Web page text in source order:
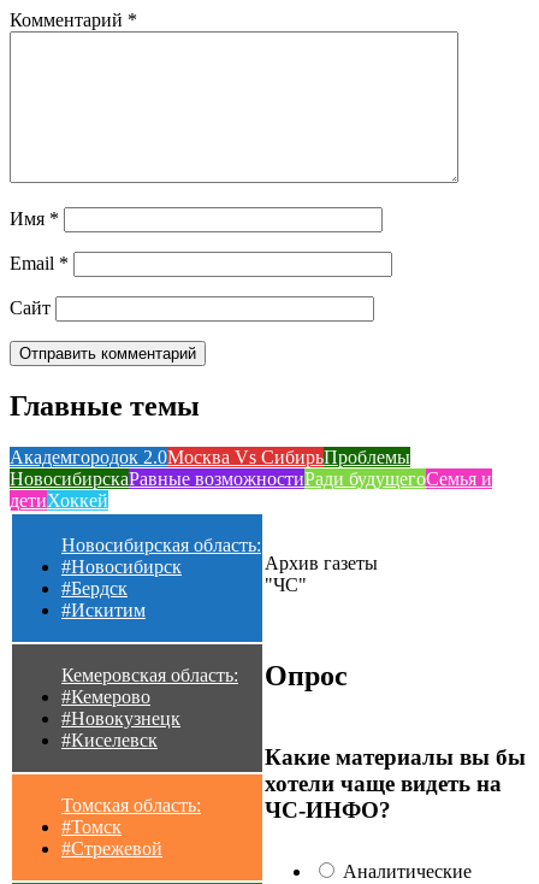
Комментарий *
Имя *
Email *
Сайт
Главные темы
Академгородок 2.0Москва Vs СибирьПроблемы
НовосибирскаРавные возможностиРади будущегоСемья и
детиХоккей
Новосибирская область:
#Новосибирск
#Бердск
#Искитим
Кемеровская область:
#Кемерово
#Новокузнецк
#Киселевск
Томская область:
#Томск
#Стрежевой
Архив газеты
"ЧС"
Опрос
Какие материалы вы бы
хотели чаще видеть на
ЧС-ИНФО?
Аналитические